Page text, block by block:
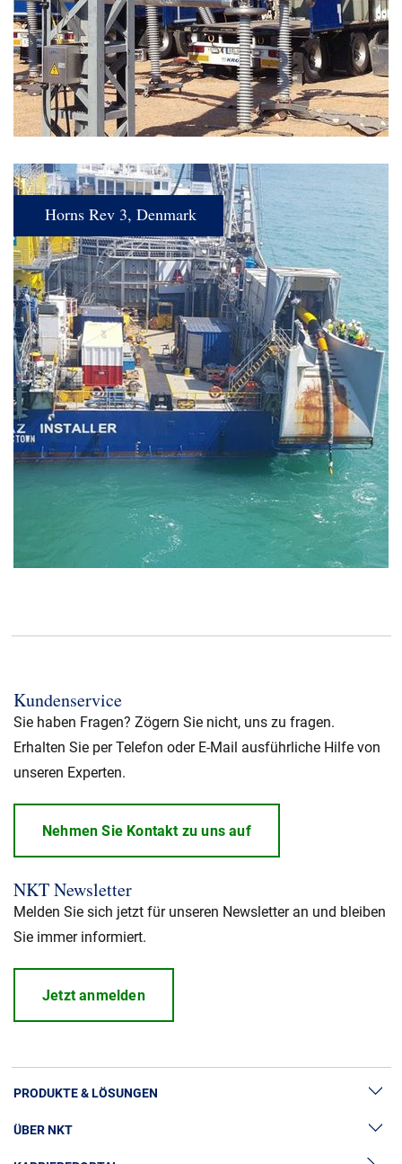
Horns Rev 3, Denmark
Kundenservice
Sie haben Fragen? Zögern Sie nicht, uns zu fragen.
Erhalten Sie per Telefon oder E-Mail ausführliche Hilfe von
unseren Experten.
Nehmen Sie Kontakt zu uns auf
NKT Newsletter
Melden Sie sich jetzt für unseren Newsletter an und bleiben
Sie immer informiert.
Jetzt anmelden
PRODUKTE & LÖSUNGEN
Hochspannung
ÜBER NKT